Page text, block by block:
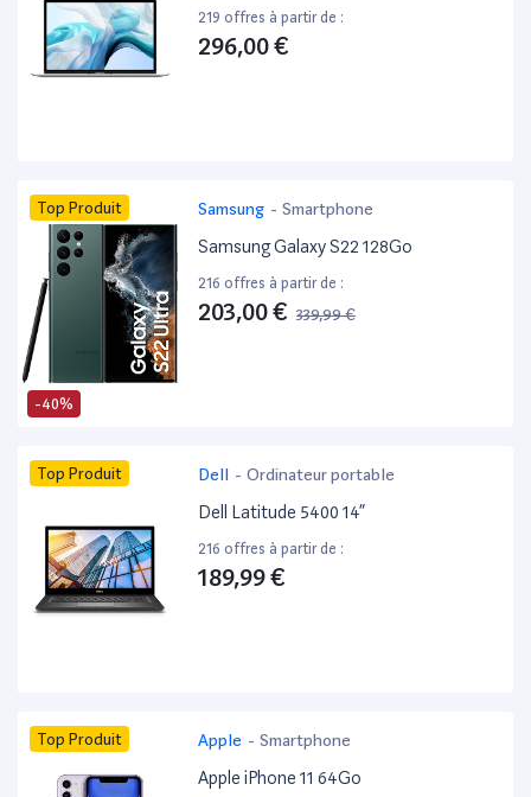
219 offres à partir de :
296,00 €
-40%
Top Produit Samsung - Smartphone
Samsung Galaxy S22 128Go
216 offres à partir de :
203,00 € 339,99 €
Top Produit Dell - Ordinateur portable
Dell Latitude 5400 14”
216 offres à partir de :
189,99 €
Top Produit Apple - Smartphone
Apple iPhone 11 64Go